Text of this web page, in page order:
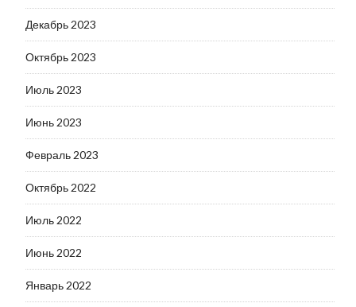
Декабрь 2023
Октябрь 2023
Июль 2023
Июнь 2023
Февраль 2023
Октябрь 2022
Июль 2022
Июнь 2022
Январь 2022